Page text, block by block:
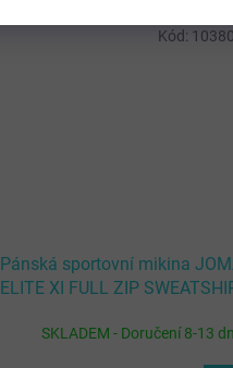
Pánská sportovní mikina
ELITE XI FULL ZIP
SKLADEM - Doručení 8-13
Kód: